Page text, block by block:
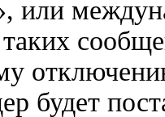
или
будет